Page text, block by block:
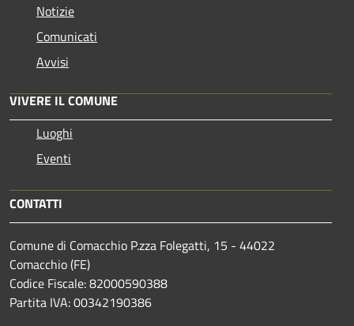
Notizie
Comunicati
Avvisi
VIVERE IL COMUNE
Luoghi
Eventi
CONTATTI
Comune di Comacchio P.zza Folegatti, 15 - 44022
Comacchio (FE)
Codice Fiscale: 82000590388
Partita IVA: 00342190386